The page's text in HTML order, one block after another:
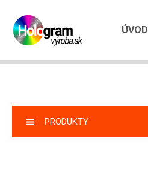
ÚVOD
PRODUKTY